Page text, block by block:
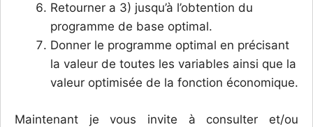
Retourner a 3) jusqu’à l’obtention du
programme de base optimal.
Donner le programme optimal en précisant
la valeur de toutes les variables ainsi que la
valeur optimisée de la fonction économique.
Maintenant je vous invite à consulter et/ou